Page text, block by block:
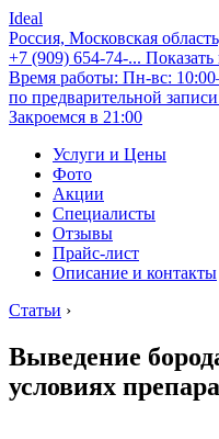
Ideal
Россия, Московская
+7 (909) 654-74-...
Время работы: Пн-вс:
по предварительной
Закроемся в 21:00
Услуги и Цены
Фото
Акции
Специалисты
Отзывы
Прайс-лист
Описание и контакты
Статьи ›
Выведение
условиях